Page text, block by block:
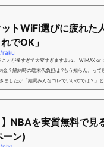
降でもOK再契約でもでもOK背水の陣の楽天モ
きキャンペーンを発動してきました。■キャン
トWiFi選びに疲れた
でOK」
raku
とが多すぎて大変すぎますよね。 WiMAX or
金 ? 解約時の端末代負担は ?もう知らん、っ
ましたが「結局みんなコレでいいのでは？」と
びに疲れた」「結局どれがいいのか分からな
のヘビーユーザー視点で「90％の人はこ
】NBAを実質無料で
ーン)